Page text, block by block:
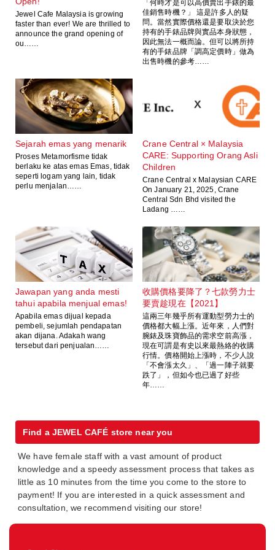
Jewel Cafe Malaysia is growing
faster than ever! We are thrilled to
announce the grand opening of
ou……
「何時才是可以高價賣出手錶的最
佳銷售時機？」 這是許多人的疑
問。當然實際價格還是要取決於您
持有的手錶品牌與實品本身狀態，
因此無法一概而論。但可以將所持
有的手錶品牌「調高定價時」做為
出售時機的參考……
Sejarah emas yang menarik
Proses Metamorfisme tidak
berlaku ke atas emas Emas, tidak
seperti logam yang lain, tidak
perlu menjalan……
Crane Central × Malaysia
CARE: Supporting Orang Asli
Children
Crane Central x Malaysian CARE
On January 21, 2025, Crane
Central Sdn Bhd visited the
Ladang ……
Jawapan yang anda mesti
tahui apabila menjual emas!
Apabila emas dijual kepada
pembeli, sejumlah pendapatan
akan dijana. Adakah wang
tersebut dari penjualan……
收購價格要降了？七款勞力士
要賣趁現在【2021】
這兩三年幾乎所有運動型勞力士的
價格都大幅上漲。近年來，人們對
腕錶及珠寶飾品的需求空前高漲，
現在可謂是有史以來最熱絡的收購
行情。價格開始上漲時，不少人說
「不會漲太久」、「過一陣子就要
跌了」，但如今也已過了好些
年……
Find a JEWEL CAFÉ store near you
We have female staff with a vast amount of product
knowledge and a speedy assessment process that takes as
little as 10 minutes from the time you come to the store to
payment! If you are interested in a quick assessment and
consultation, we recommend visiting our store!